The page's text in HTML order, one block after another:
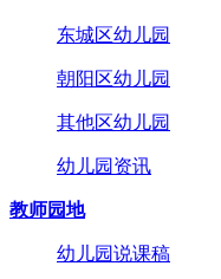
东城区幼儿园
朝阳区幼儿园
其他区幼儿园
幼儿园资讯
教师园地
幼儿园说课稿